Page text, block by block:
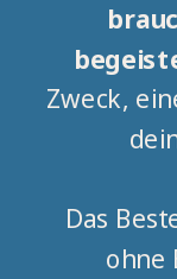
Zweck,
Das
ohne